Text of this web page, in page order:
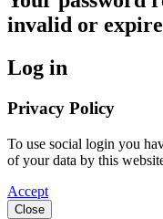
invalid or
Log in
Privacy Policy
To use social login you
of your data by this
Accept
Close